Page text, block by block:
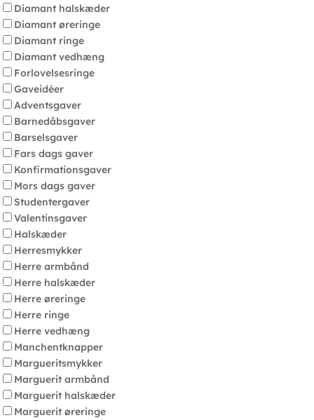
Diamant halskæder
Diamant øreringe
Diamant ringe
Diamant vedhæng
Forlovelsesringe
Gaveidéer
Adventsgaver
Barnedåbsgaver
Barselsgaver
Fars dags gaver
Konfirmationsgaver
Mors dags gaver
Studentergaver
Valentinsgaver
Halskæder
Herresmykker
Herre armbånd
Herre halskæder
Herre øreringe
Herre ringe
Herre vedhæng
Manchentknapper
Margueritsmykker
Marguerit armbånd
Marguerit halskæder
Marguerit øreringe